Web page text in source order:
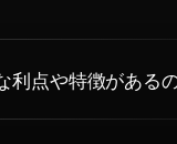
点や特徴がある